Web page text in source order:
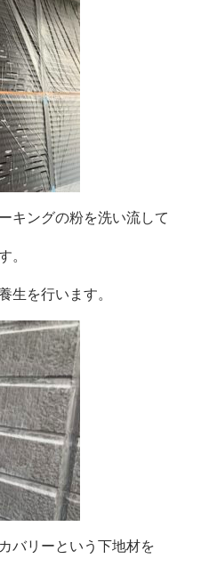
キングの粉を洗い流して
。
生を行います。
バリーという下地材を